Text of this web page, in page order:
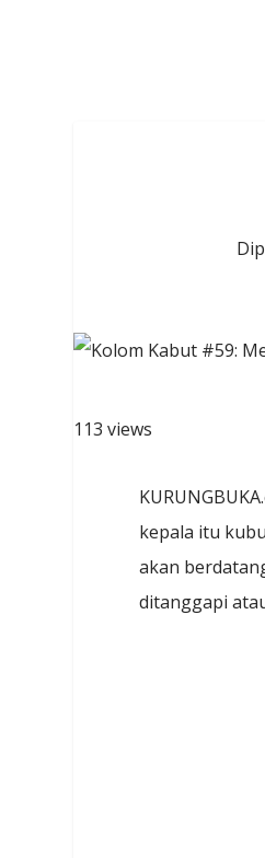
113 views
kepala itu
akan
ditanggapi